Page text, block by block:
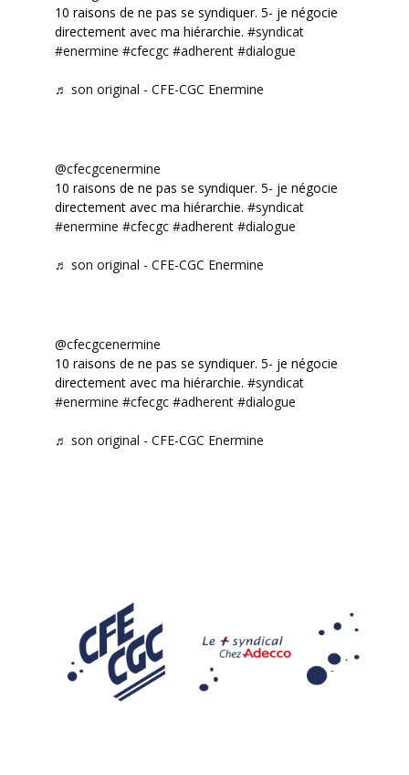
10 raisons de ne pas se syndiquer. 5- je négocie
directement avec ma hiérarchie. #syndicat
#enermine #cfecgc #adherent #dialogue
♬ son original - CFE-CGC Enermine
@cfecgcenermine
10 raisons de ne pas se syndiquer. 5- je négocie
directement avec ma hiérarchie. #syndicat
#enermine #cfecgc #adherent #dialogue
♬ son original - CFE-CGC Enermine
@cfecgcenermine
10 raisons de ne pas se syndiquer. 5- je négocie
directement avec ma hiérarchie. #syndicat
#enermine #cfecgc #adherent #dialogue
♬ son original - CFE-CGC Enermine